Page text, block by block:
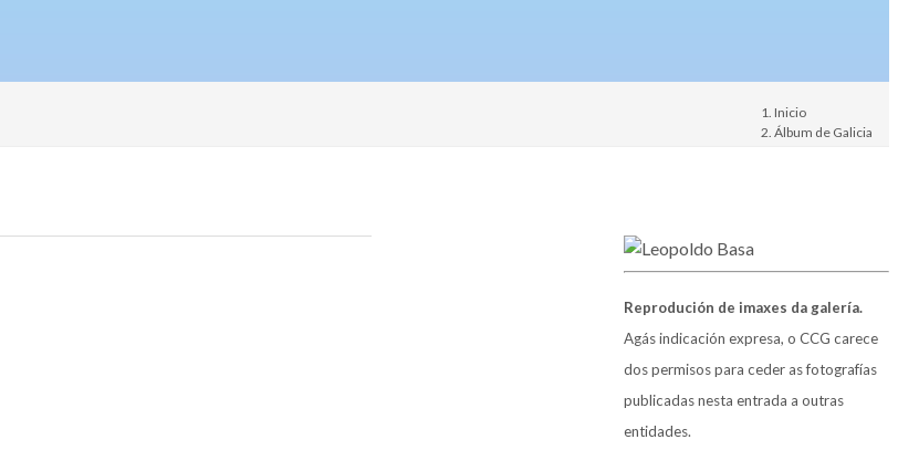
Inicio
Álbum de Galicia
Reprodución de imaxes da galería.
Agás indicación expresa, o CCG carece
dos permisos para ceder as fotografías
publicadas nesta entrada a outras
entidades.